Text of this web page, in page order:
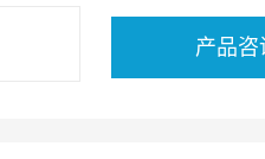
产品咨